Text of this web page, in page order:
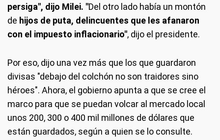
persiga", dijo Milei. "Del otro lado había un montón
de hijos de puta, delincuentes que les afanaron
con el impuesto inflacionario", dijo el presidente.
Por eso, dijo una vez más que los que guardaron
divisas "debajo del colchón no son traidores sino
héroes". Ahora, el gobierno apunta a que se cree el
marco para que se puedan volcar al mercado local
unos 200, 300 o 400 mil millones de dólares que
están guardados, según a quien se lo consulte.